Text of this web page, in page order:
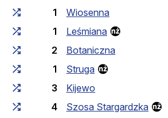
1
Wiosenna
1
Leśmiana
2
Botaniczna
1
Struga
3
Kijewo
4
Szosa Stargardzka